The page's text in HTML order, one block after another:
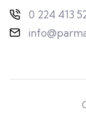
0 224 413